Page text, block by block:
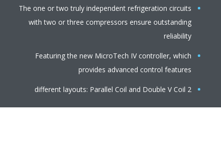
The one or two truly independent refrigeration circuits
with two or three compressors ensure outstanding
reliability
Featuring the new MicroTech IV controller, which
provides advanced control features